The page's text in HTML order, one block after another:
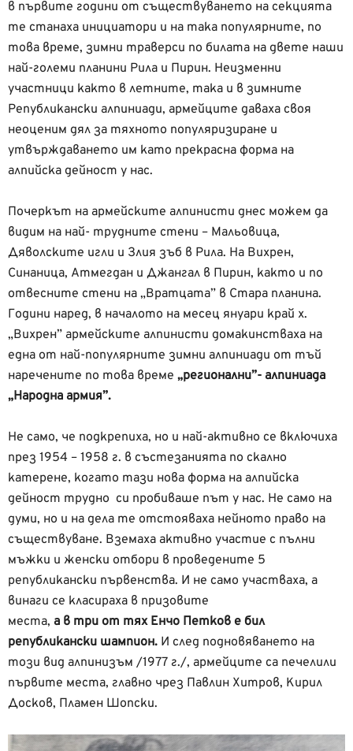
в първите години от съществуването на секцията
те станаха инициатори и на така популярните, по
това време, зимни траверси по билата на двете наши
най-големи планини Рила и Пирин. Неизменни
участници както в летните, така и в зимните
Републикански алпиниади, армейците даваха своя
неоценим дял за тяхното популяризиране и
утвърждаването им като прекрасна форма на
алпийска дейност у нас.
Почеркът на армейските алпинисти днес можем да
видим на най- трудните стени – Мальовица,
Дяволските игли и Злия зъб в Рила. На Вихрен,
Синаница, Атмегдан и Джангал в Пирин, както и по
отвесните стени на „Вратцата” в Стара планина.
Години наред, в началото на месец януари край х.
„Вихрен” армейските алпинисти домакинстваха на
една от най-популярните зимни алпиниади от тъй
наречените по това време „регионални”- алпиниада
„Народна армия”.
Не само, че подкрепиха, но и най-активно се включиха
през 1954 – 1958 г. в състезанията по скално
катерене, когато тази нова форма на алпийска
дейност трудно си пробиваше път у нас. Не само на
думи, но и на дела те отстояваха нейното право на
съществуване. Вземаха активно участие с пълни
мъжки и женски отбори в проведените 5
републикански първенства. И не само участваха, а
винаги се класираха в призовите
места, а в три от тях Енчо Петков е бил
републикански шампион. И след подновяването на
този вид алпинизъм /1977 г./, армейците са печелили
първите места, главно чрез Павлин Хитров, Кирил
Досков, Пламен Шопски.